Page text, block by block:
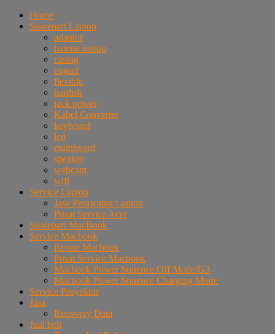
Home
Sparepart Laptop
adaptor
baterai laptop
casing
engsel
flexible
hardisk
jack power
Kabel Converter
keyboard
lcd
mainboard
speaker
webcam
wifi
Service Laptop
Jasa Perawatan Laptop
Pusat Service Acer
Sparepart MacBook
Service Macbook
Repair Macbook
Pusat Service Macbook
Macbook Power Squence Off Mode/G3
Macbook Power Squence Charging Mode
Service Proyektor
Jasa
Recovery Data
Jual beli